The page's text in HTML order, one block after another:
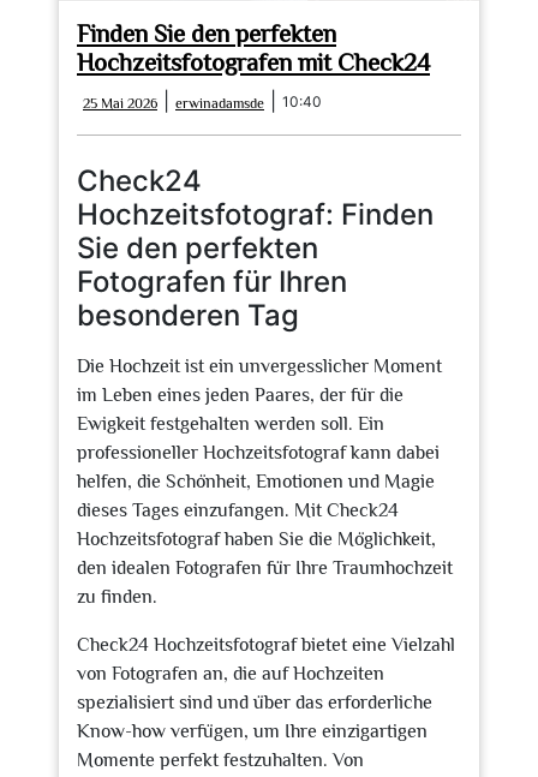
Finden Sie den perfekten
Hochzeitsfotografen mit Check24
25 Mai 2026
Mai
2026
erwinadamsde erwinadamsde
10:40
Check24
Hochzeitsfotograf: Finden
Sie den perfekten
Fotografen für Ihren
besonderen Tag
Die Hochzeit ist ein unvergesslicher Moment
im Leben eines jeden Paares, der für die
Ewigkeit festgehalten werden soll. Ein
professioneller Hochzeitsfotograf kann dabei
helfen, die Schönheit, Emotionen und Magie
dieses Tages einzufangen. Mit Check24
Hochzeitsfotograf haben Sie die Möglichkeit,
den idealen Fotografen für Ihre Traumhochzeit
zu finden.
Check24 Hochzeitsfotograf bietet eine Vielzahl
von Fotografen an, die auf Hochzeiten
spezialisiert sind und über das erforderliche
Know-how verfügen, um Ihre einzigartigen
Momente perfekt festzuhalten. Von